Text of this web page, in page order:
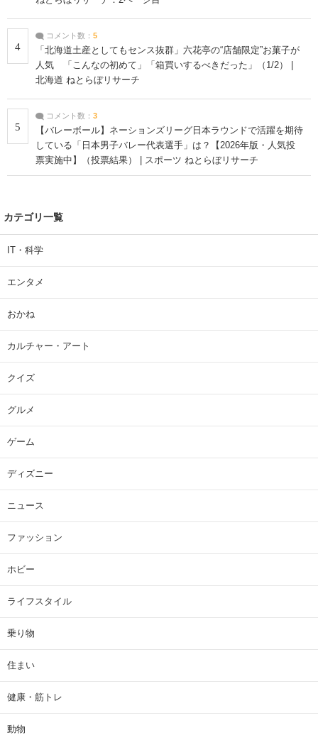
4
コメント数： 5
「北海道土産としてもセンス抜群」六花亭の“店舗限定”お菓子が
人気 「こんなの初めて」「箱買いするべきだった」（1/2） |
北海道 ねとらぼリサーチ
5
コメント数： 3
【バレーボール】ネーションズリーグ日本ラウンドで活躍を期待
している「日本男子バレー代表選手」は？【2026年版・人気投
票実施中】（投票結果） | スポーツ ねとらぼリサーチ
カテゴリ一覧
IT・科学
エンタメ
おかね
カルチャー・アート
クイズ
グルメ
ゲーム
ディズニー
ニュース
ファッション
ホビー
ライフスタイル
乗り物
住まい
健康・筋トレ
動物